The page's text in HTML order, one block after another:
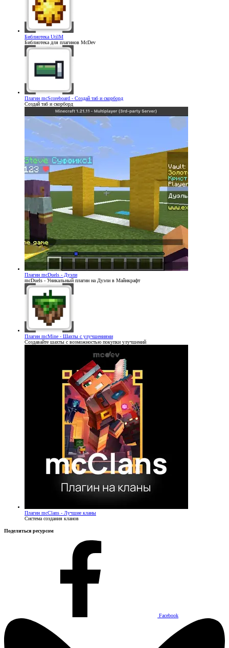
Библиотека UtilM
Библиотека для плагинов McDev
Плагин mcScoreboard - Создай таб и скорборд
Создай таб и скорборд
Плагин mcDuels - Дуэли
mcDuels - Уникальный плагин на Дуэли в Майнкрафт
Плагин mcMine - Шахты с улучшениями
Создавайте шахты с возможностью покупки улучшений
Плагин mcClans - Лучшие кланы
Система создания кланов
Поделиться ресурсом
Facebook